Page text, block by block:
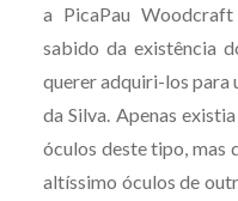
a PicaPau
sabido da existência
querer adquiri-los para
da Silva. Apenas
óculos deste tipo, mas
altíssimo óculos de